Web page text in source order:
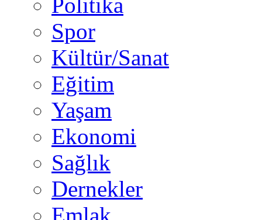
Spor
Kültür/Sanat
Eğitim
Yaşam
Ekonomi
Sağlık
Dernekler
Emlak